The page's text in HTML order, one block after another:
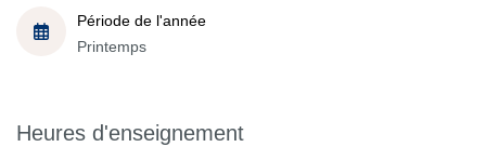
Période de l'année
Printemps
Heures d'enseignement